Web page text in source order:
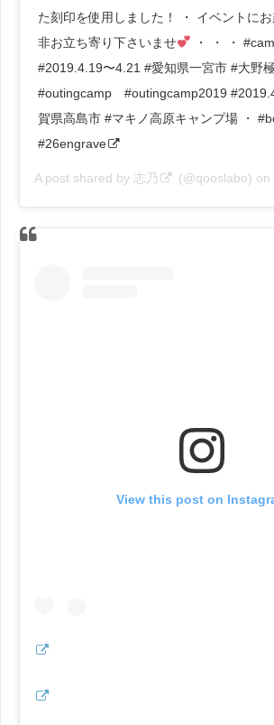
た刻印を使用しました！ ・ イベントに
非お立ち寄り下さいませ
・ ・ ・
#2019.4.19〜4.21 #愛知県一宮市 #大野
#outingcamp #outingcamp2019
賀県高島市 #マキノ高原キャンプ場 ・
#26engrave
A post shared by 志乃 (@qooslabo) on
View this post on